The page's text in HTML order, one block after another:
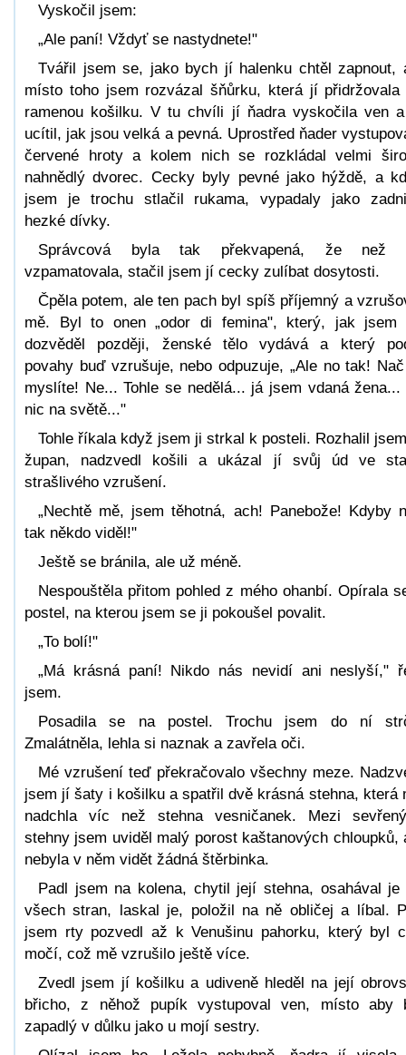
Vyskočil jsem:
„Ale paní! Vždyť se nastydnete!"
Tvářil jsem se, jako bych jí halenku chtěl zapnout,
místo toho jsem rozvázal šňůrku, která jí přidržovala
ramenou košilku. V tu chvíli jí ňadra vyskočila ven
ucítil, jak jsou velká a pevná. Uprostřed ňader
červené hroty a kolem nich se rozkládal velmi
nahnědlý dvorec. Cecky byly pevné jako hýždě, a
jsem je trochu stlačil rukama, vypadaly jako
hezké dívky.
Správcová byla tak překvapená, že než
vzpamatovala, stačil jsem jí cecky zulíbat dosytosti.
Čpěla potem, ale ten pach byl spíš příjemný a
mě. Byl to onen „odor di femina", který, jak jsem
dozvěděl později, ženské tělo vydává a který
povahy buď vzrušuje, nebo odpuzuje, „Ale no tak!
myslíte! Ne... Tohle se nedělá... já jsem vdaná žena...
nic na světě..."
Tohle říkala když jsem ji strkal k posteli. Rozhalil
župan, nadzvedl košili a ukázal jí svůj úd ve
strašlivého vzrušení.
„Nechtě mě, jsem těhotná, ach! Panebože! Kdyby
tak někdo viděl!"
Ještě se bránila, ale už méně.
Nespouštěla přitom pohled z mého ohanbí. Opírala
postel, na kterou jsem se ji pokoušel povalit.
„To bolí!"
„Má krásná paní! Nikdo nás nevidí ani neslyší,"
jsem.
Posadila se na postel. Trochu jsem do ní
Zmalátněla, lehla si naznak a zavřela oči.
Mé vzrušení teď překračovalo všechny meze.
jsem jí šaty i košilku a spatřil dvě krásná stehna, která
nadchla víc než stehna vesničanek. Mezi
stehny jsem uviděl malý porost kaštanových chloupků,
nebyla v něm vidět žádná štěrbinka.
Padl jsem na kolena, chytil její stehna, osahával je
všech stran, laskal je, položil na ně obličej a líbal.
jsem rty pozvedl až k Venušinu pahorku, který byl
močí, což mě vzrušilo ještě více.
Zvedl jsem jí košilku a udiveně hleděl na její
břicho, z něhož pupík vystupoval ven, místo aby
zapadlý v důlku jako u mojí sestry.